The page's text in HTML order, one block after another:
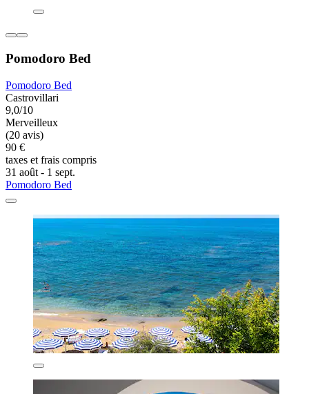
Pomodoro Bed
Pomodoro Bed
Castrovillari
9,0/10
Merveilleux
(20 avis)
90 €
taxes et frais compris
31 août - 1 sept.
Pomodoro Bed